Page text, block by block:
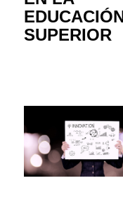
SUPERIOR